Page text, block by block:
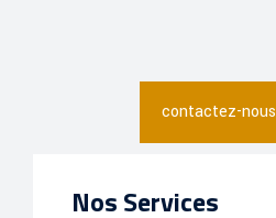
contactez-nous
Nos Services